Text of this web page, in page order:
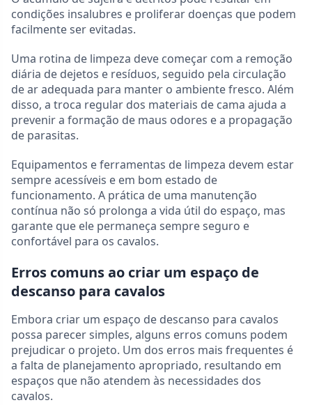
condições insalubres e proliferar doenças que podem
facilmente ser evitadas.
Uma rotina de limpeza deve começar com a remoção
diária de dejetos e resíduos, seguido pela circulação
de ar adequada para manter o ambiente fresco. Além
disso, a troca regular dos materiais de cama ajuda a
prevenir a formação de maus odores e a propagação
de parasitas.
Equipamentos e ferramentas de limpeza devem estar
sempre acessíveis e em bom estado de
funcionamento. A prática de uma manutenção
contínua não só prolonga a vida útil do espaço, mas
garante que ele permaneça sempre seguro e
confortável para os cavalos.
Erros comuns ao criar um espaço de
descanso para cavalos
Embora criar um espaço de descanso para cavalos
possa parecer simples, alguns erros comuns podem
prejudicar o projeto. Um dos erros mais frequentes é
a falta de planejamento apropriado, resultando em
espaços que não atendem às necessidades dos
cavalos.